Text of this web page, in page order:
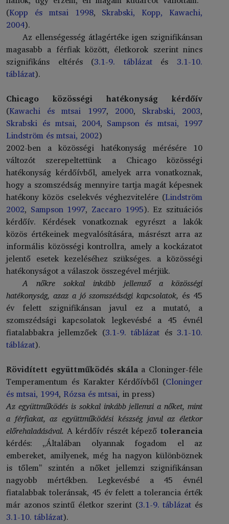
(Kopp és mtsai 1998, Skrabski, Kopp, Kawachi,
2004).
Az ellenségesség átlagértéke igen szignifikánsan
magasabb a férfiak között, életkorok szerint nincs
szignifikáns eltérés (3.1-9. táblázatés3.1-10.
táblázat).
Chicago közösségi hatékonyság kérdőív
(Kawachi és mtsai 1997, 2000, Skrabski, 2003,
Skrabski és mtsai, 2004, Sampson és mtsai, 1997
Lindström és mtsai, 2002)
2002-ben a közösségi hatékonyság mérésére 10
változót szerepeltettünk a Chicago közösségi
hatékonyság kérdőívből, amelyek arra vonatkoznak,
hogy a szomszédság mennyire tartja magát képesnek
hatékony közös cselekvés véghezvitelére (Lindström
2002, Sampson 1997, Zaccaro 1995). Ez szituációs
kérdőív. Kérdések vonatkoznak egyrészt a lakók
közös értékeinek megvalósítására, másrészt arra az
informális közösségi kontrollra, amely a kockázatot
jelentő esetek kezeléséhez szükséges. a közösségi
hatékonyságot a válaszok összegével mérjük.
A nőkre sokkal inkább jellemző a közösségi
hatékonyság, azaz a jó szomszédsági kapcsolatok, és 45
év felett szignifikánsan javul ez a mutató, a
szomszédsági kapcsolatok legkevésbé a 45 évnél
fiatalabbakra jellemzőek (3.1-9. táblázat és3.1-10.
táblázat).
Rövidített együttműködés skála a Cloninger-féle
Temperamentum és Karakter Kérdőívből (Cloninger
és mtsai, 1994, Rózsa és mtsai, in press)
Az együttműködés is sokkal inkább jellemzi a nőket, mint
a férfiakat, az együttműködési készség javul az életkor
előrehaladásával. A kérdőív részét képező tolerancia
kérdés: „Általában olyannak fogadom el az
embereket, amilyenek, még ha nagyon különböznek
is tőlem” szintén a nőket jellemzi szignifikánsan
nagyobb mértékben. Legkevésbé a 45 évnél
fiatalabbak toleránsak, 45 év felett a tolerancia érték
már azonos szintű életkor szerint (3.1-9. táblázat és
3.1-10. táblázat).